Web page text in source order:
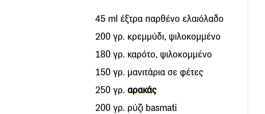
45 ml έξτρα παρθένο ελαιόλαδο
200 γρ. κρεμμύδι, ψιλοκομμένο
180 γρ. καρότο, ψιλοκομμένο
150 γρ. μανιτάρια σε φέτες
250 γρ. αρακάς
200 γρ. ρύζι basmati